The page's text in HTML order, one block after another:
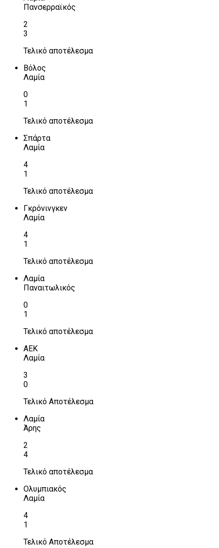
Πανσερραϊκός
2
3
Τελικό αποτέλεσμα
Βόλος
Λαμία
0
1
Τελικό αποτέλεσμα
Σπάρτα
Λαμία
4
1
Τελικό αποτέλεσμα
Γκρόνινγκεν
Λαμία
4
1
Τελικό αποτέλεσμα
Λαμία
Παναιτωλικός
0
1
Τελικό αποτέλεσμα
ΑΕΚ
Λαμία
3
0
Τελικό Αποτέλεσμα
Λαμία
Άρης
2
4
Τελικό αποτέλεσμα
Ολυμπιακός
Λαμία
4
1
Τελικό Αποτέλεσμα